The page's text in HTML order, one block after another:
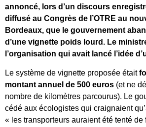
annoncé, lors d’un discours
diffusé au Congrès de l’OTRE au
Bordeaux, que le gouvernement
d’une vignette poids lourd. Le
l’organisation qui avait lancé l’idée
Le système de vignette proposée était
montant annuel de 500 euros (et ne
nombre de kilomètres parcourus). Le
cédé aux écologistes qui craignaient
« les transporteurs auraient été tenté